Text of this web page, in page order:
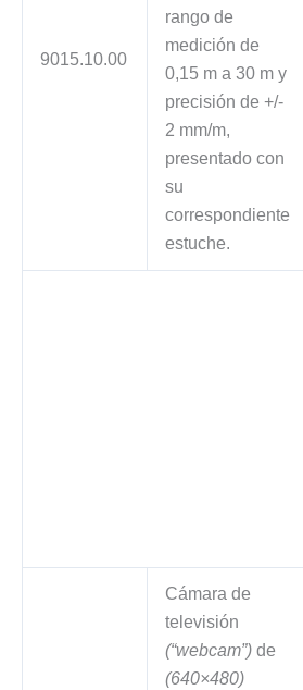
9015.10.00
rango de
medición de
0,15 m a 30 m y
precisión de +/-
2 mm/m,
presentado con
su
correspondiente
estuche.
Cámara de
televisión
(“webcam”) de
(640×480)